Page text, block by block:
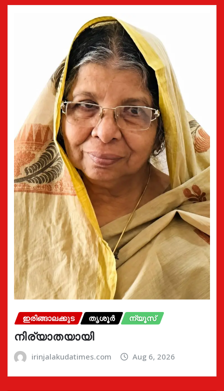
ഇരിങ്ങാലക്കുട തൃശൂർ ന്യൂസ്
നിര്യാതയായി
irinjalakudatimes.com Aug 6, 2026